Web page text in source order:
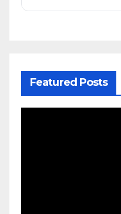
Featured Posts